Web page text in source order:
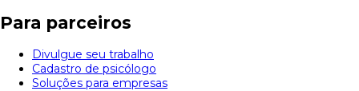
Para parceiros
Divulgue seu trabalho
Cadastro de psicólogo
Soluções para empresas